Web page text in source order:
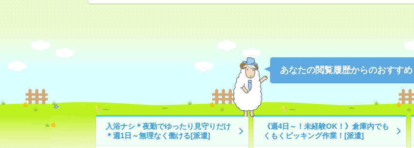
あなたの閲覧履歴からのおすすめ
入浴ナシ＊夜勤でゆったり見守りだけ
＊週1日～無理なく働ける[派遣]
《週4日～！未経験OK！》倉庫内でも
くもくピッキング作業！[派遣]